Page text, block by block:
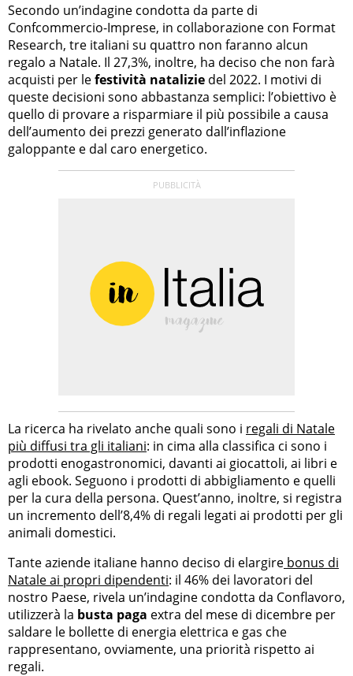
Secondo un’indagine condotta da parte di
Confcommercio-Imprese, in collaborazione con Format
Research, tre italiani su quattro non faranno alcun
regalo a Natale. Il 27,3%, inoltre, ha deciso che non farà
acquisti per lefestività natalizie del 2022. I motivi di
queste decisioni sono abbastanza semplici: l’obiettivo è
quello di provare a risparmiare il più possibile a causa
dell’aumento dei prezzi generato dall’inflazione
galoppante e dal caro energetico.
La ricerca ha rivelato anche quali sono i regali di Natale
più diffusi tra gli italiani: in cima alla classifica ci sono i
prodotti enogastronomici, davanti ai giocattoli, ai libri e
agli ebook. Seguono i prodotti di abbigliamento e quelli
per la cura della persona. Quest’anno, inoltre, si registra
un incremento dell’8,4% di regali legati ai prodotti per gli
animali domestici.
Tante aziende italiane hanno deciso di elargire bonus di
Natale ai propri dipendenti: il 46% dei lavoratori del
nostro Paese, rivela un’indagine condotta da Conflavoro,
utilizzerà la busta paga extra del mese di dicembre per
saldare le bollette di energia elettrica e gas che
rappresentano, ovviamente, una priorità rispetto ai
regali.